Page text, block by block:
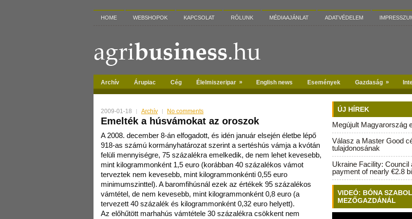
HOME WEBSHOPOK KAPCSOLAT RÓLUNK MÉDIAAJÁNLAT ADATVÉDELEM
Archív Árupiac Cég Élelmiszeripar » English news Események Gazdaság »
2009-01-18 Archív No comments
Emelték a húsvámokat az oroszok
A 2008. december 8-án elfogadott, és idén január elsején életbe lépő
918-as számú kormányhatározat szerint a sertéshús vámja a kvótán
felüli mennyiségre, 75 százalékra emelkedik, de nem lehet kevesebb,
mint kilogrammonként 1,5 euro (korábban 40 százalékos vámot
terveztek nem kevesebb, mint kilogrammonkénti 0,55 euro
minimumszinttel). A baromfihúsnál ezek az értékek 95 százalékos
vámtétel, de nem kevesebb, mint kilogrammonként 0,8 euro (a
tervezett 40 százalék és kilogrammonként 0,32 euro helyett).
Az előhűtött marhahús vámtétele 30 százalékra csökkent nem
ÚJ HÍREK
Megújult Magyarország
Válasz a Master Good
tulajdonosának
Ukraine Facility:
payment of nearly €2.8
VIDEÓ: BÓNA
MEZŐGAZDÁNÁL